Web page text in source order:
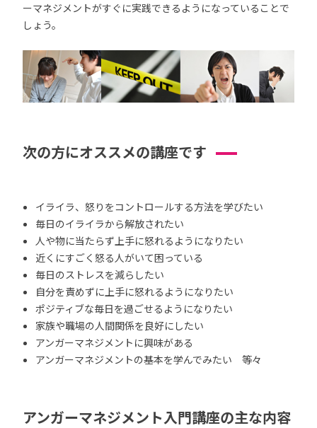
ーマネジメントがすぐに実践できるようになっていることで
しょう。
次の方にオススメの講座です
イライラ、怒りをコントロールする方法を学びたい
毎日のイライラから解放されたい
人や物に当たらず上手に怒れるようになりたい
近くにすごく怒る人がいて困っている
毎日のストレスを減らしたい
自分を責めずに上手に怒れるようになりたい
ポジティブな毎日を過ごせるようになりたい
家族や職場の人間関係を良好にしたい
アンガーマネジメントに興味がある
アンガーマネジメントの基本を学んでみたい 等々
アンガーマネジメント入門講座の主な内容